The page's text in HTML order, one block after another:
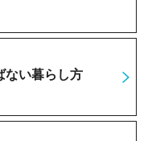
ない暮らし方